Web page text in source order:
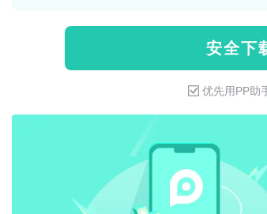
赏、任务评价、任务沟
评价沟通等等 1、日周月季年计划表：按照周期规划自己的工
作 2、计划表隔级查看
看到下属所有计划表中
划表沟通评价：对计划
对任务设置目标值，根
任务：对固定周期内需
就可以做到按期布置 6
责人可以填写实际工时
联，云端开启！ —腾讯
简洁，一键预约、发起
活讨论； -实时屏幕共
会管会控，主持人有序
质，视频美颜、背景虚
量会议并发； -音视频
障】 -腾讯云七大安全
系我们— 腾讯会议官网
安 全 下
优先用PP助